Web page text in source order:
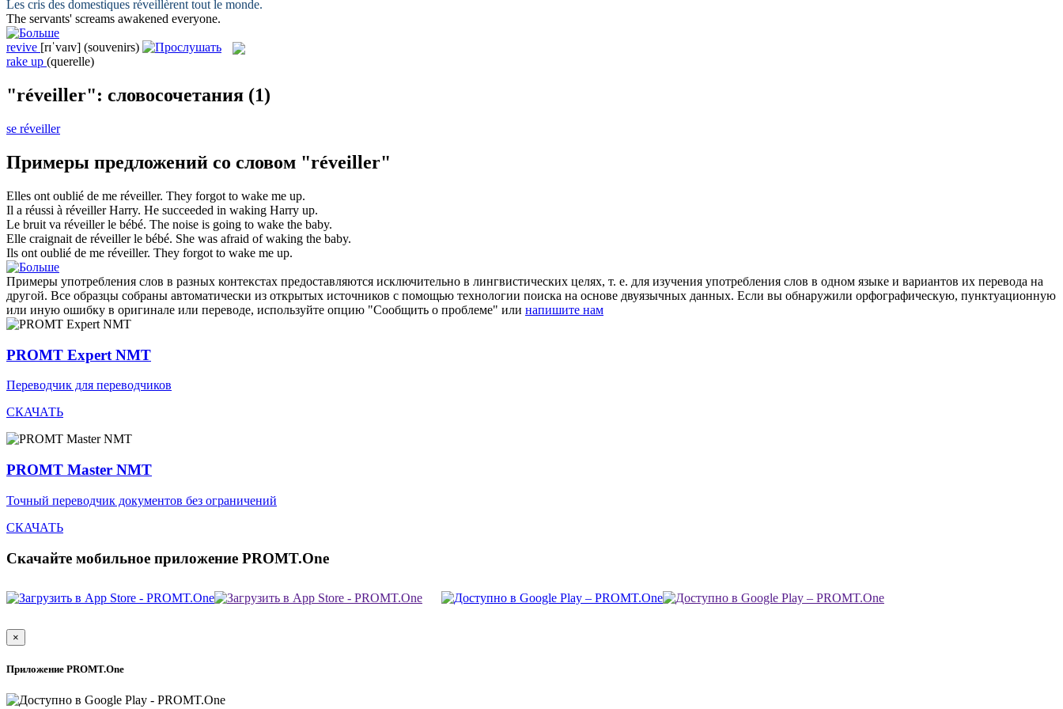
Les cris des domestiques réveillèrent tout le monde.
The servants' screams awakened everyone.
revive [rɪˈvaɪv] (souvenirs)
rake up (querelle)
"réveiller": словосочетания (1)
se réveiller
Примеры предложений со словом "réveiller"
Elles ont oublié de me réveiller. They forgot to wake me up.
Il a réussi à réveillerHarry. He succeeded in waking Harry up.
Le bruit va réveillerle bébé. The noise is going to wake the baby.
Elle craignait de réveillerle bébé. She was afraid ofwaking the baby.
Ils ont oublié de me réveiller. They forgot to wake me up.
Примеры употребления слов в разных контекстах предоставляются исключительно в лингвистических целях, т. е. для изучения употребления слов в одном языке и вариантов их перевода на
другой. Все образцы собраны автоматически из открытых источников с помощью технологии поиска на основе двуязычных данных. Если вы обнаружили орфографическую, пунктуационную
или иную ошибку в оригинале или переводе, используйте опцию "Сообщить о проблеме" или напишите нам
PROMT Expert NMT
Переводчик для переводчиков
СКАЧАТЬ
PROMT Master NMT
Точный переводчик документов без ограничений
СКАЧАТЬ
Скачайте мобильное приложение PROMT.One
×
Приложение PROMT.One